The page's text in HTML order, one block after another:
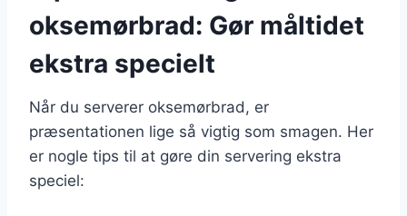
oksemørbrad: Gør måltidet
ekstra specielt
Når du serverer oksemørbrad, er
præsentationen lige så vigtig som smagen. Her
er nogle tips til at gøre din servering ekstra
speciel: